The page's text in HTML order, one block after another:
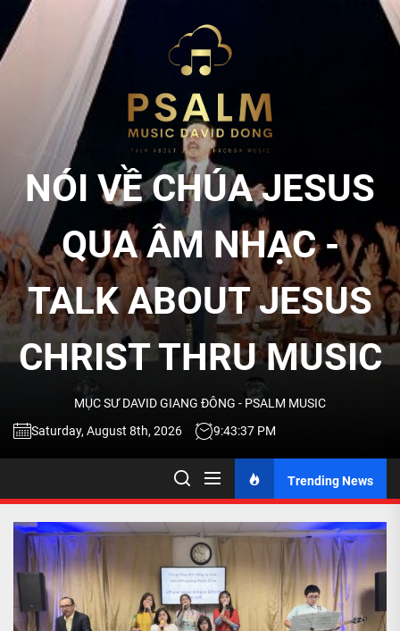
Skip
the
QUA
ÂM
NHẠC
TALK
NÓI VỀ CHÚA JESUS
QUA ÂM NHẠC -
TALK ABOUT JESUS
CHRIST THRU MUSIC
MỤC SƯ DAVID GIANG ĐÔNG - PSALM MUSIC
Saturday, August 8th, 2026
9:43:38 PM
Trending News